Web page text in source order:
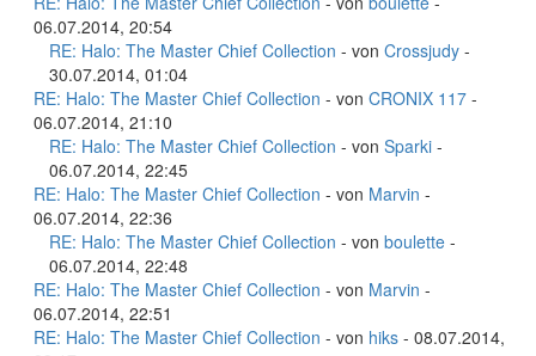
06.07.2014, 20:54
RE: Halo: The Master Chief Collection - von Crossjudy -
30.07.2014, 01:04
RE: Halo: The Master Chief Collection - von CRONIX 117 -
06.07.2014, 21:10
RE: Halo: The Master Chief Collection - von Sparki -
06.07.2014, 22:45
RE: Halo: The Master Chief Collection - von Marvin -
06.07.2014, 22:36
RE: Halo: The Master Chief Collection - von boulette -
06.07.2014, 22:48
RE: Halo: The Master Chief Collection - von Marvin -
06.07.2014, 22:51
RE: Halo: The Master Chief Collection - von hiks - 08.07.2014,